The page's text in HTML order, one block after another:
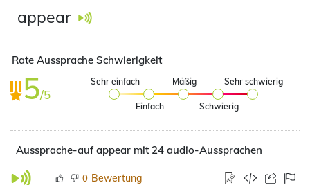
appear
Rate Aussprache Schwierigkeit
5/5
Sehr einfach
Einfach
Mäßig
Schwierig
Sehr schwierig
Aussprache-auf appear mit 24 audio-Aussprachen
0 Bewertung